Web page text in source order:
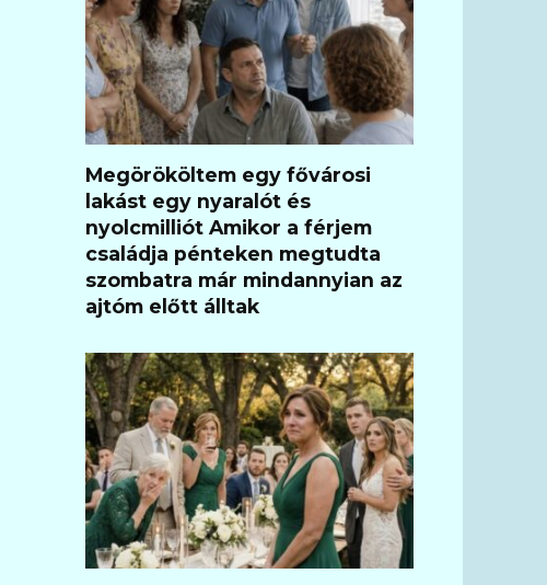
Megörököltem egy fővárosi
lakást egy nyaralót és
nyolcmilliót Amikor a férjem
családja pénteken megtudta
szombatra már mindannyian az
ajtóm előtt álltak